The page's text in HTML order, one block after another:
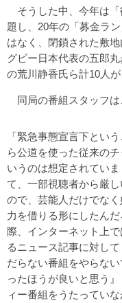
そうした中、今年は
題し、20年の「募金ラ
はなく、閉鎖された敷
グビー日本代表の五郎
の荒川静香氏ら計10人
同局の番組スタッフは
「緊急事態宣言下とい
ら公道を使った従来の
いうのは想定されてい
て、一部視聴者から厳
ので、芸能人だけでな
力を借りる形にしたん
際、インターネット上
るニュース記事に対し
だらない番組をやらな
ったほうが良いと思う
ィー番組をうたってい